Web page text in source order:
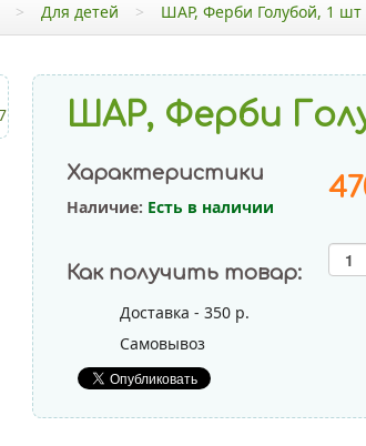
> Для детей > ШАР, Ферби Голубой, 1 шт
ШАР, Ферби
Характеристики
Наличие: Есть в наличии
Как получить товар:
Доставка - 350 р.
Самовывоз